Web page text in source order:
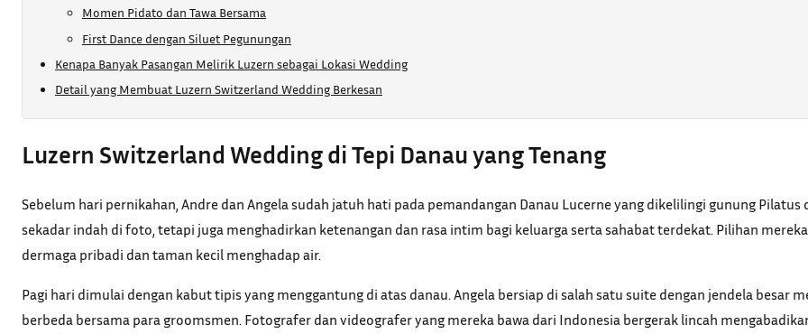
Momen Pidato dan Tawa Bersama
First Dance dengan Siluet Pegunungan
Kenapa Banyak Pasangan Melirik Luzern sebagai Lokasi Wedding
Detail yang Membuat Luzern Switzerland Wedding Berkesan
Luzern Switzerland Wedding di Tepi Danau yang Tenang
Sebelum hari pernikahan, Andre dan Angela sudah jatuh hati pada pemandangan Danau Lucerne yang dikelilingi gunung
sekadar indah di foto, tetapi juga menghadirkan ketenangan dan rasa intim bagi keluarga serta sahabat terdekat. Pilihan
dermaga pribadi dan taman kecil menghadap air.
Pagi hari dimulai dengan kabut tipis yang menggantung di atas danau. Angela bersiap di salah satu suite dengan jendela besar
berbeda bersama para groomsmen. Fotografer dan videografer yang mereka bawa dari Indonesia bergerak lincah